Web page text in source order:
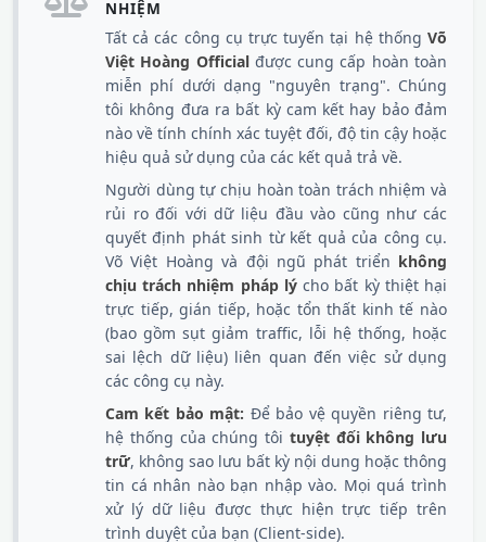
NHIỆM
Tất cả các công cụ trực tuyến tại hệ thống Võ
Việt Hoàng Officialđược cung cấp hoàn toàn
miễn phí dưới dạng "nguyên trạng". Chúng
tôi không đưa ra bất kỳ cam kết hay bảo đảm
nào về tính chính xác tuyệt đối, độ tin cậy hoặc
hiệu quả sử dụng của các kết quả trả về.
Người dùng tự chịu hoàn toàn trách nhiệm và
rủi ro đối với dữ liệu đầu vào cũng như các
quyết định phát sinh từ kết quả của công cụ.
Võ Việt Hoàng và đội ngũ phát triển không
chịu trách nhiệm pháp lýcho bất kỳ thiệt hại
trực tiếp, gián tiếp, hoặc tổn thất kinh tế nào
(bao gồm sụt giảm traffic, lỗi hệ thống, hoặc
sai lệch dữ liệu) liên quan đến việc sử dụng
các công cụ này.
Cam kết bảo mật: Để bảo vệ quyền riêng tư,
hệ thống của chúng tôi tuyệt đối không lưu
trữ, không sao lưu bất kỳ nội dung hoặc thông
tin cá nhân nào bạn nhập vào. Mọi quá trình
xử lý dữ liệu được thực hiện trực tiếp trên
trình duyệt của bạn (Client-side).